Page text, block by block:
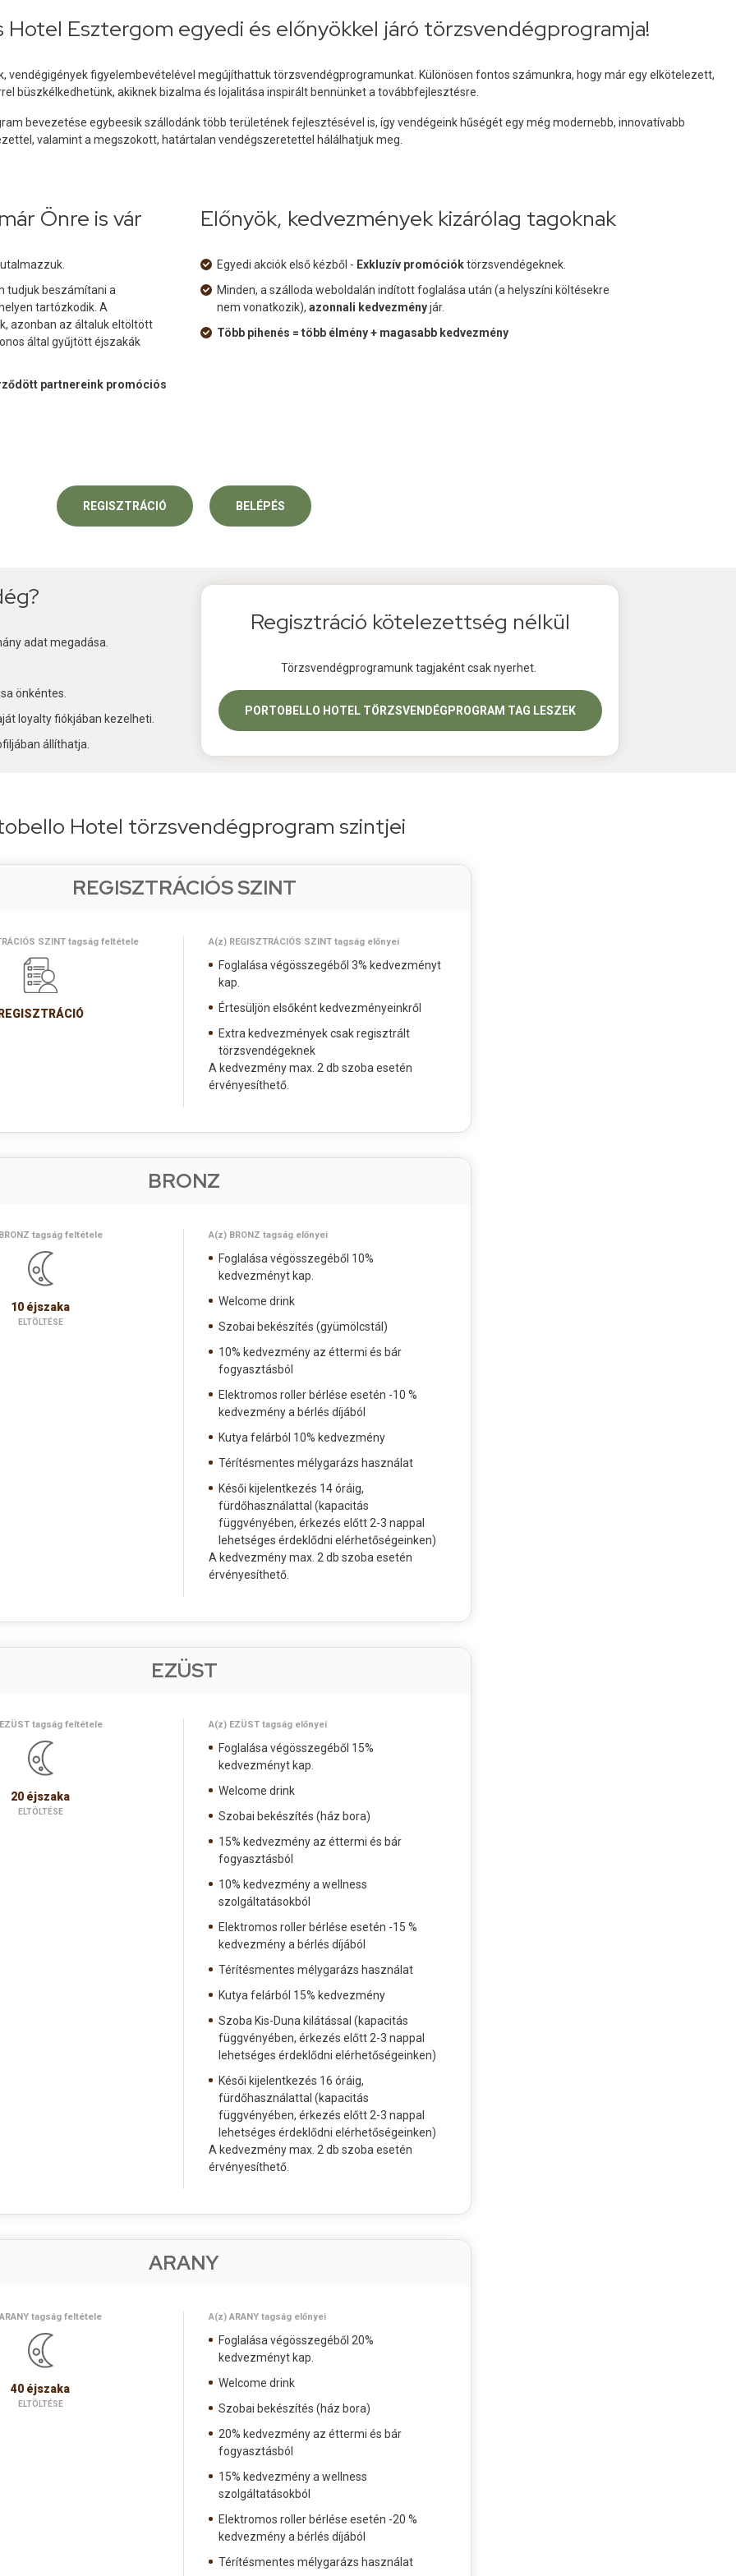
Esztergom egyedi és előnyökkel járó törzsvendégprogramja!
vendégigények figyelembevételével megújíthattuk törzsvendégprogramunkat. Különösen fontos számunkra, hogy már egy elkötelezett,
büszkélkedhetünk, akiknek bizalma és lojalitása inspirált bennünket a továbbfejlesztésre.
bevezetése egybeesik szállodánk több területének fejlesztésével is, így vendégeink hűségét egy még modernebb, innovatívabb
valamint a megszokott, határtalan vendégszeretettel hálálhatjuk meg.
Önre is vár
tudjuk beszámítani a
tartózkodik. A
azonban az általuk eltöltött
által gyűjtött éjszakák
partnereink promóciós
Előnyök, kedvezmények kizárólag tagoknak
Egyedi akciók első kézből - Exkluzív promócióktörzsvendégeknek.
Minden, a szálloda weboldalán indított foglalása után (a helyszíni költésekre
nem vonatkozik), azonnali kedvezményjár.
Több pihenés = több élmény + magasabb kedvezmény
REGISZTRÁCIÓ BELÉPÉS
adat megadása.
önkéntes.
loyalty fiókjában kezelheti.
állíthatja.
Regisztráció kötelezettség nélkül
Törzsvendégprogramunk tagjaként csak nyerhet.
PORTOBELLO HOTEL TÖRZSVENDÉGPROGRAM TAG LESZEK
Hotel törzsvendégprogram szintjei
REGISZTRÁCIÓS SZINT
SZINT tagság feltétele A(z) REGISZTRÁCIÓS SZINT tagság előnyei
Foglalása végösszegéből 3% kedvezményt
kap.
Értesüljön elsőként kedvezményeinkről
Extra kedvezmények csak regisztrált
törzsvendégeknek
A kedvezmény max. 2 db szoba esetén
érvényesíthető.
BRONZ
tagság feltétele
10 éjszaka
ELTÖLTÉSE
A(z) BRONZ tagság előnyei
Foglalása végösszegéből 10%
kedvezményt kap.
Welcome drink
Szobai bekészítés (gyümölcstál)
10% kedvezmény az éttermi és bár
fogyasztásból
Elektromos roller bérlése esetén -10 %
kedvezmény a bérlés díjából
Kutya felárból 10% kedvezmény
Térítésmentes mélygarázs használat
Késői kijelentkezés 14 óráig,
fürdőhasználattal (kapacitás
függvényében, érkezés előtt 2-3 nappal
lehetséges érdeklődni elérhetőségeinken)
A kedvezmény max. 2 db szoba esetén
érvényesíthető.
EZÜST
tagság feltétele
20 éjszaka
ELTÖLTÉSE
A(z) EZÜST tagság előnyei
Foglalása végösszegéből 15%
kedvezményt kap.
Welcome drink
Szobai bekészítés (ház bora)
15% kedvezmény az éttermi és bár
fogyasztásból
10% kedvezmény a wellness
szolgáltatásokból
Elektromos roller bérlése esetén -15 %
kedvezmény a bérlés díjából
Térítésmentes mélygarázs használat
Kutya felárból 15% kedvezmény
Szoba Kis-Duna kilátással (kapacitás
függvényében, érkezés előtt 2-3 nappal
lehetséges érdeklődni elérhetőségeinken)
Késői kijelentkezés 16 óráig,
fürdőhasználattal (kapacitás
függvényében, érkezés előtt 2-3 nappal
lehetséges érdeklődni elérhetőségeinken)
A kedvezmény max. 2 db szoba esetén
érvényesíthető.
ARANY
tagság feltétele
40 éjszaka
ELTÖLTÉSE
A(z) ARANY tagság előnyei
Foglalása végösszegéből 20%
kedvezményt kap.
Welcome drink
Szobai bekészítés (ház bora)
20% kedvezmény az éttermi és bár
fogyasztásból
15% kedvezmény a wellness
szolgáltatásokból
Elektromos roller bérlése esetén -20 %
kedvezmény a bérlés díjából
Térítésmentes mélygarázs használat